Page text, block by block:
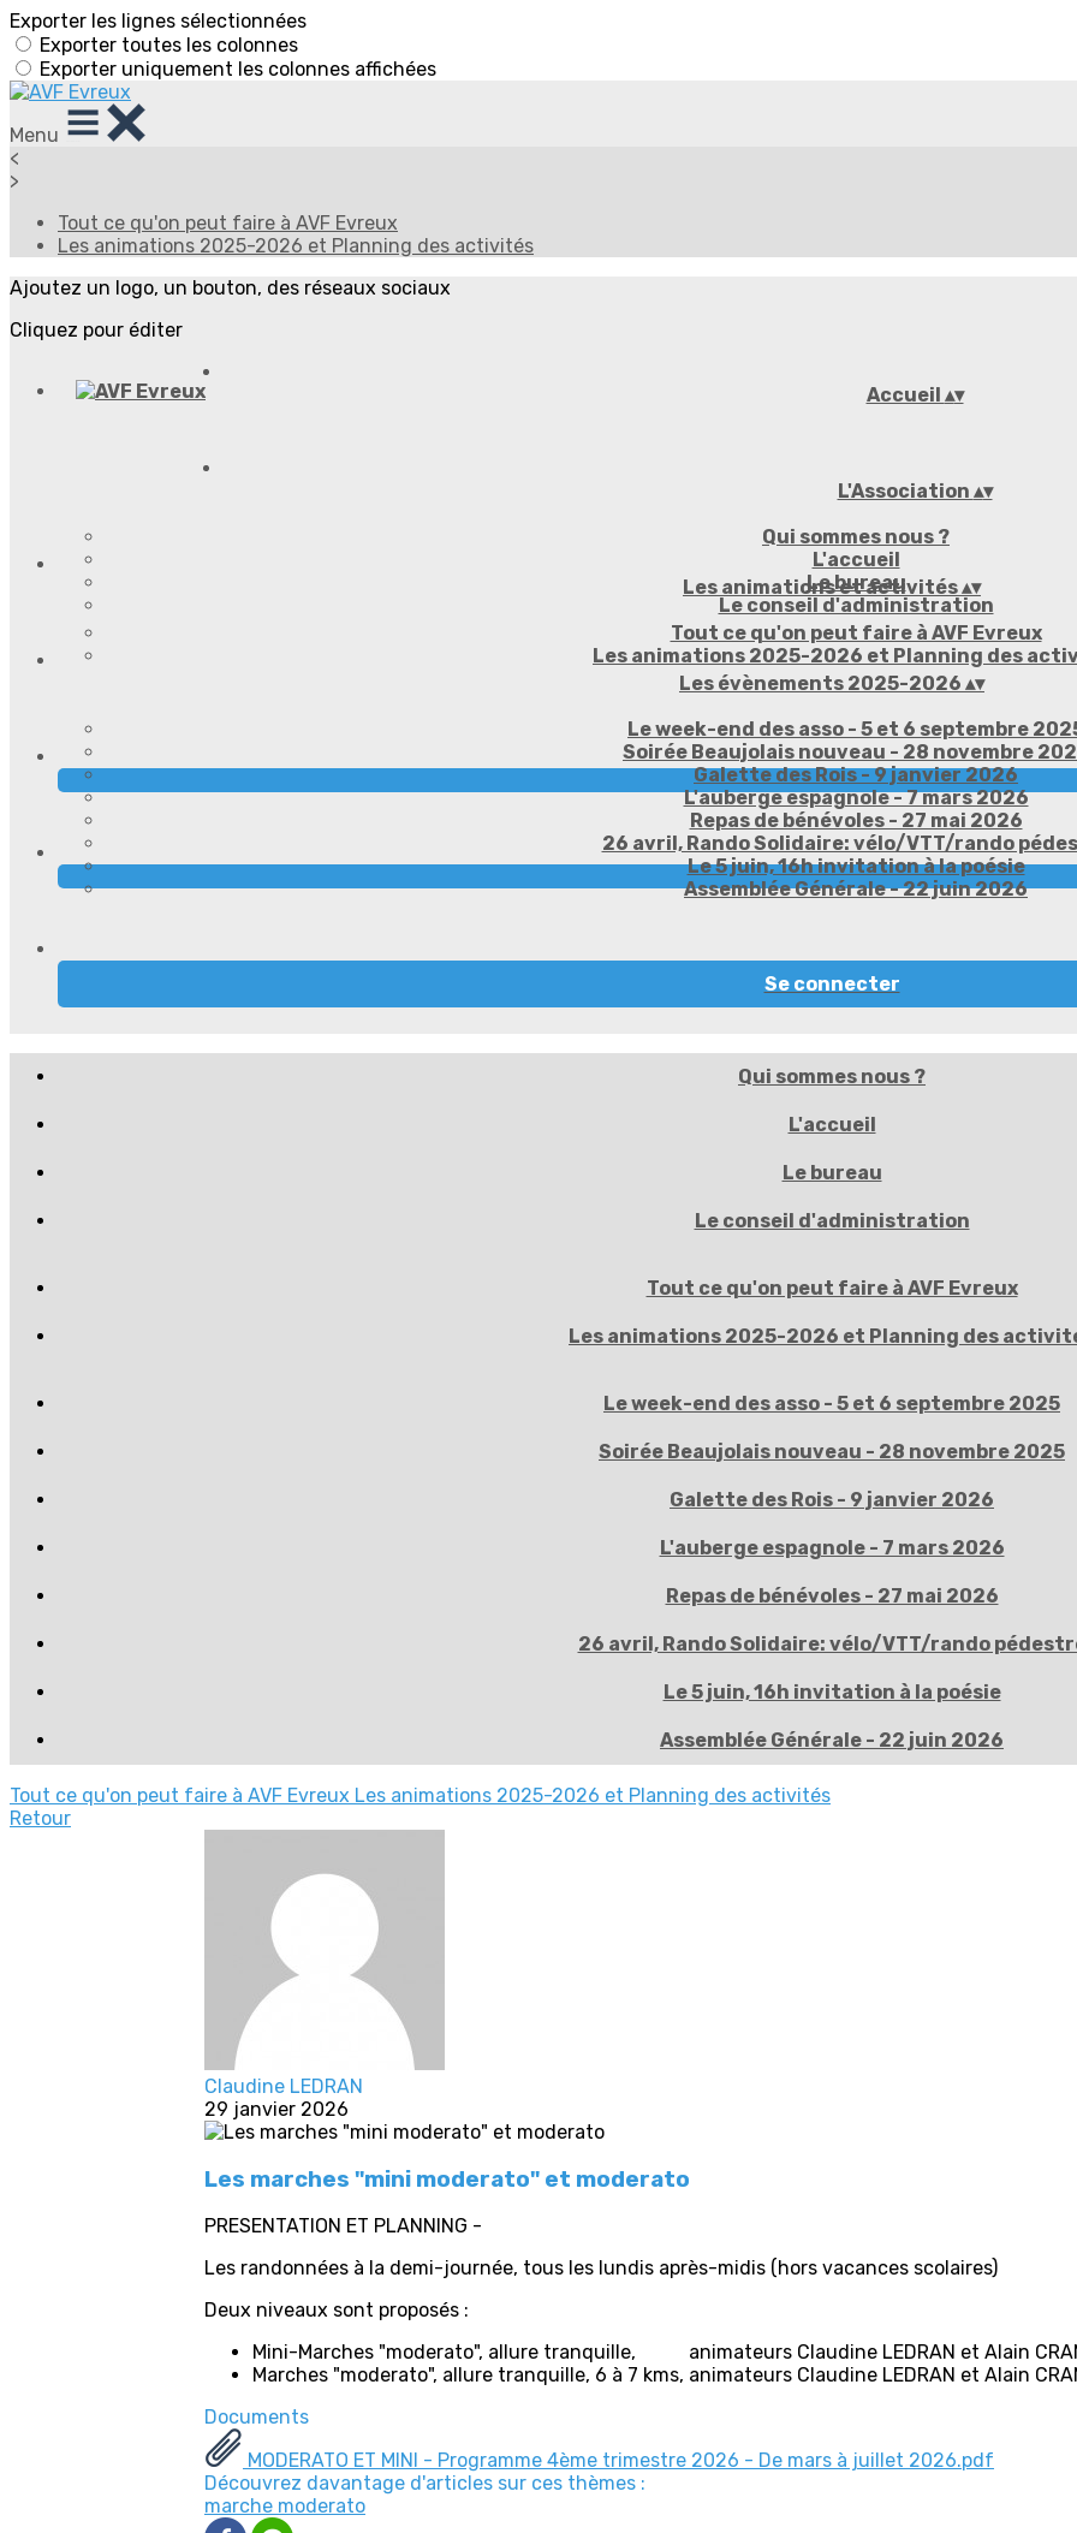
Exporter les lignes sélectionnées
Exporter toutes les colonnes
Exporter uniquement les colonnes affichées
Menu
<
>
Tout ce qu'on peut faire à AVF Evreux
Les animations 2025-2026 et Planning des activités
Ajoutez un logo, un bouton, des réseaux sociaux
Cliquez pour éditer
Accueil ▴▾
L'Association ▴▾
Qui sommes nous ?
L'accueil
Le bureau
Le conseil d'administration
Les animations et activités▴▾
Tout ce qu'on peut faire à AVF Evreux
Les animations 2025-2026 et Planning des
Les évènements 2025-2026 ▴▾
Le week-end des asso - 5 et 6 septembre
Soirée Beaujolais nouveau - 28 novembre
Galette des Rois - 9 janvier 2026
L'auberge espagnole - 7 mars 2026
Repas de bénévoles - 27 mai 2026
26 avril, Rando Solidaire: vélo/VTT/rando
Le 5 juin, 16h invitation à la poésie
Assemblée Générale - 22 juin 2026
Se connecter
Qui sommes nous ?
L'accueil
Le bureau
Le conseil d'administration
Tout ce qu'on peut faire à AVF Evreux
Les animations 2025-2026 et Planning des
Le week-end des asso - 5 et 6 septembre 2025
Soirée Beaujolais nouveau - 28 novembre 2025
Galette des Rois - 9 janvier 2026
L'auberge espagnole - 7 mars 2026
Repas de bénévoles - 27 mai 2026
26 avril, Rando Solidaire: vélo/VTT/rando
Le 5 juin, 16h invitation à la poésie
Assemblée Générale - 22 juin 2026
Tout ce qu'on peut faire à AVF Evreux Les animations 2025-2026 et Planning des activités
Retour
Claudine LEDRAN
29 janvier 2026
Les marches "mini moderato" et moderato
PRESENTATION ET PLANNING -
Les randonnées à la demi-journée, tous les lundis après-midis (hors vacances scolaires)
Deux niveaux sont proposés :
Mini-Marches "moderato", allure tranquille, animateurs Claudine LEDRAN et Alain
Marches "moderato", allure tranquille, 6 à 7 kms, animateurs Claudine LEDRAN et Alain
Documents
MODERATO ET MINI - Programme 4ème trimestre 2026 - De mars à juillet 2026.pdf
Découvrez davantage d'articles sur ces thèmes :
marche moderato